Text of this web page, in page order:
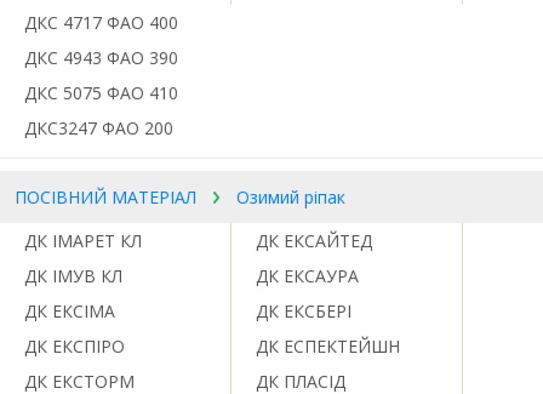
ДКС 4717 ФАО 400
ДКС 4943 ФАО 390
ДКС 5075 ФАО 410
ДКС3247 ФАО 200
ПОСІВНИЙ МАТЕРІАЛ
Озимий ріпак
ДК ІМАРЕТ КЛ
ДК ІМУВ КЛ
ДК ЕКСІМА
ДК ЕКСАЙТЕД
ДК ЕКСАУРА
ДК ЕКСБЕРІ
ДК ЕКСПІРО
ДК ЕКСТОРМ
ДК ЕСПЕКТЕЙШН
ДК ПЛАСІД